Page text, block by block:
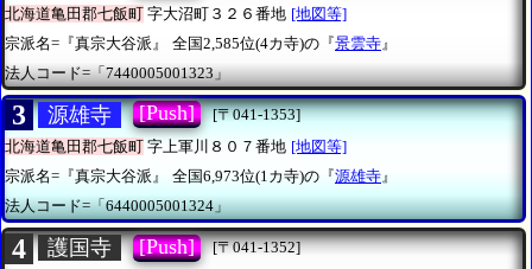
北海道亀田郡七飯町 字大沼町３２６番地 [地図等]
宗派名=『真宗大谷派』
全国2,585位(4カ寺)の『景雲寺』
法人コード=「7440005001323」
3 源雄寺 [Push]
[〒041-1353]
北海道亀田郡七飯町 字上軍川８０７番地 [地図等]
宗派名=『真宗大谷派』
全国6,973位(1カ寺)の『源雄寺』
法人コード=「6440005001324」
4 護国寺 [Push]
[〒041-1352]